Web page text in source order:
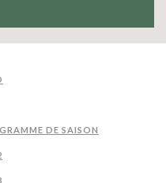
DE SAISON